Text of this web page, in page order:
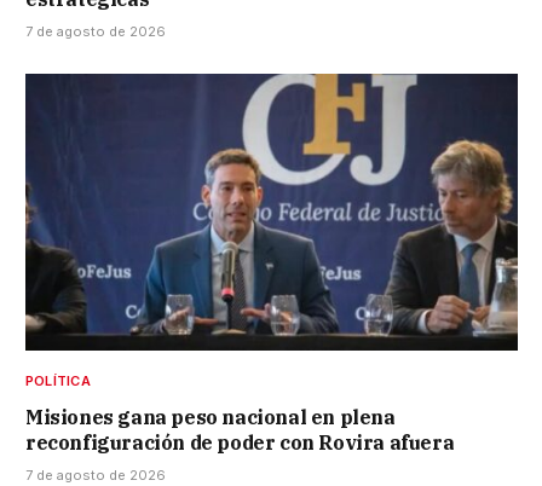
7 de agosto de 2026
POLÍTICA
Misiones gana peso nacional en plena
reconfiguración de poder con Rovira afuera
7 de agosto de 2026